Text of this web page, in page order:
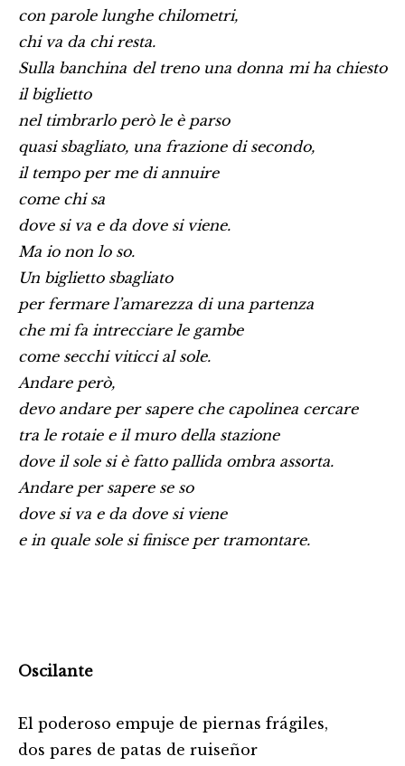
con parole lunghe chilometri,
chi va da chi resta.
Sulla banchina del treno una donna mi ha chiesto
il biglietto
nel timbrarlo però le è parso
quasi sbagliato, una frazione di secondo,
il tempo per me di annuire
come chi sa
dove si va e da dove si viene.
Ma io non lo so.
Un biglietto sbagliato
per fermare l’amarezza di una partenza
che mi fa intrecciare le gambe
come secchi viticci al sole.
Andare però,
devo andare per sapere che capolinea cercare
tra le rotaie e il muro della stazione
dove il sole si è fatto pallida ombra assorta.
Andare per sapere se so
dove si va e da dove si viene
e in quale sole si finisce per tramontare.
Oscilante
El poderoso empuje de piernas frágiles,
dos pares de patas de ruiseñor